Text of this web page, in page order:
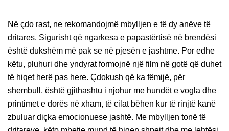
Në çdo rast, ne rekomandojmë mbylljen e të dy anëve të
dritares. Sigurisht që ngarkesa e papastërtisë në brendësi
është dukshëm më pak se në pjesën e jashtme. Por edhe
këtu, pluhuri dhe yndyrat formojnë një film në gotë që duhet
të hiqet herë pas here. Çdokush që ka fëmijë, për
shembull, është gjithashtu i njohur me hundët e vogla dhe
printimet e dorës në xham, të cilat bëhen kur të rinjtë kanë
zbuluar diçka emocionuese jashtë. Me mbylljen tonë të